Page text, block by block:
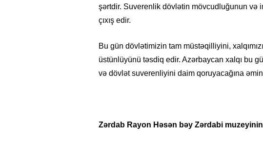
şərtdir. Suverenlik dövlətin mövcudluğunun və
çıxış edir.
Bu gün dövlətimizin tam müstəqilliyini,
üstünlüyünü təsdiq edir. Azərbaycan xalqı bu
və dövlət suverenliyini daim qoruyacağına
Zərdab Rayon Həsən bəy Zərdabi